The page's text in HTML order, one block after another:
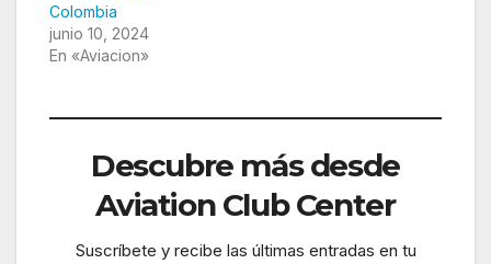
Colombia
junio 10, 2024
En «Aviacion»
Descubre más desde
Aviation Club Center
Suscríbete y recibe las últimas entradas en tu